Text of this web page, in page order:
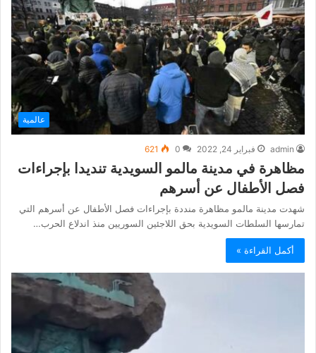
عالمية
admin فبراير 24, 2022 0
621
مظاهرة في مدينة مالمو السويدية تنديدا بإجراءات
فصل الأطفال عن أسرهم
شهدت مدينة مالمو مظاهرة منددة بإجراءات فصل الأطفال عن أسرهم التي
تمارسها السلطات السويدية بحق اللاجئين السوريين منذ اندلاع الحرب…
أكمل القراءة »